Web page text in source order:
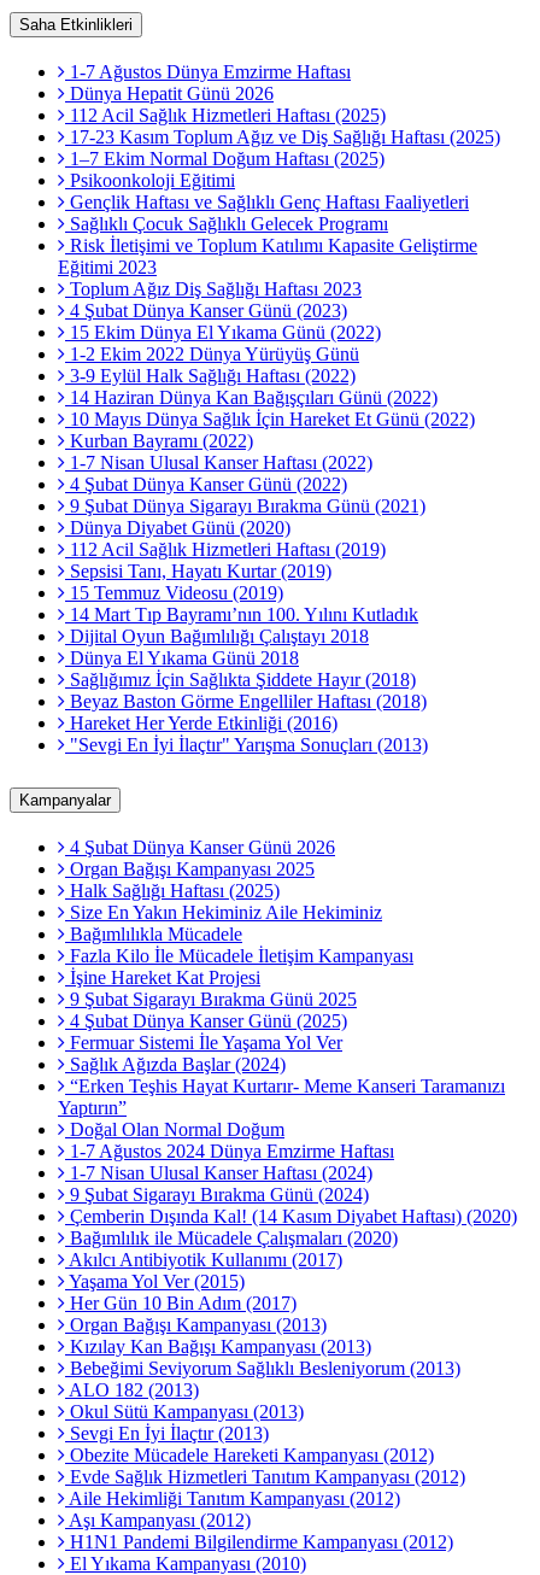
Saha Etkinlikleri
1-7 Ağustos Dünya Emzirme Haftası
Dünya Hepatit Günü 2026
112 Acil Sağlık Hizmetleri Haftası (2025)
17-23 Kasım Toplum Ağız ve Diş Sağlığı Haftası (2025)
1–7 Ekim Normal Doğum Haftası (2025)
Psikoonkoloji Eğitimi
Gençlik Haftası ve Sağlıklı Genç Haftası Faaliyetleri
Sağlıklı Çocuk Sağlıklı Gelecek Programı
Risk İletişimi ve Toplum Katılımı Kapasite Geliştirme
Eğitimi 2023
Toplum Ağız Diş Sağlığı Haftası 2023
4 Şubat Dünya Kanser Günü (2023)
15 Ekim Dünya El Yıkama Günü (2022)
1-2 Ekim 2022 Dünya Yürüyüş Günü
3-9 Eylül Halk Sağlığı Haftası (2022)
14 Haziran Dünya Kan Bağışçıları Günü (2022)
10 Mayıs Dünya Sağlık İçin Hareket Et Günü (2022)
Kurban Bayramı (2022)
1-7 Nisan Ulusal Kanser Haftası (2022)
4 Şubat Dünya Kanser Günü (2022)
9 Şubat Dünya Sigarayı Bırakma Günü (2021)
Dünya Diyabet Günü (2020)
112 Acil Sağlık Hizmetleri Haftası (2019)
Sepsisi Tanı, Hayatı Kurtar (2019)
15 Temmuz Videosu (2019)
14 Mart Tıp Bayramı’nın 100. Yılını Kutladık
Dijital Oyun Bağımlılığı Çalıştayı 2018
Dünya El Yıkama Günü 2018
Sağlığımız İçin Sağlıkta Şiddete Hayır (2018)
Beyaz Baston Görme Engelliler Haftası (2018)
Hareket Her Yerde Etkinliği (2016)
"Sevgi En İyi İlaçtır" Yarışma Sonuçları (2013)
Kampanyalar
4 Şubat Dünya Kanser Günü 2026
Organ Bağışı Kampanyası 2025
Halk Sağlığı Haftası (2025)
Size En Yakın Hekiminiz Aile Hekiminiz
Bağımlılıkla Mücadele
Fazla Kilo İle Mücadele İletişim Kampanyası
İşine Hareket Kat Projesi
9 Şubat Sigarayı Bırakma Günü 2025
4 Şubat Dünya Kanser Günü (2025)
Fermuar Sistemi İle Yaşama Yol Ver
Sağlık Ağızda Başlar (2024)
“Erken Teşhis Hayat Kurtarır- Meme Kanseri Taramanızı
Yaptırın”
Doğal Olan Normal Doğum
1-7 Ağustos 2024 Dünya Emzirme Haftası
1-7 Nisan Ulusal Kanser Haftası (2024)
9 Şubat Sigarayı Bırakma Günü (2024)
Çemberin Dışında Kal! (14 Kasım Diyabet Haftası) (2020)
Bağımlılık ile Mücadele Çalışmaları (2020)
Akılcı Antibiyotik Kullanımı (2017)
Yaşama Yol Ver (2015)
Her Gün 10 Bin Adım (2017)
Organ Bağışı Kampanyası (2013)
Kızılay Kan Bağışı Kampanyası (2013)
Bebeğimi Seviyorum Sağlıklı Besleniyorum (2013)
ALO 182 (2013)
Okul Sütü Kampanyası (2013)
Sevgi En İyi İlaçtır (2013)
Obezite Mücadele Hareketi Kampanyası (2012)
Evde Sağlık Hizmetleri Tanıtım Kampanyası (2012)
Aile Hekimliği Tanıtım Kampanyası (2012)
Aşı Kampanyası (2012)
H1N1 Pandemi Bilgilendirme Kampanyası (2012)
El Yıkama Kampanyası (2010)